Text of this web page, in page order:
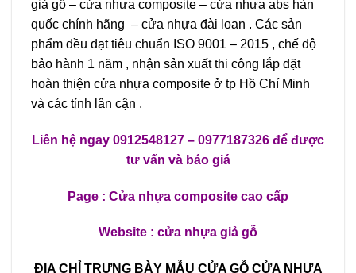
giả gỗ – cửa nhựa composite – cửa nhựa abs hàn
quốc chính hãng – cửa nhựa đài loan . Các sản
phẩm đều đạt tiêu chuẩn ISO 9001 – 2015 , chế độ
bảo hành 1 năm , nhận sản xuất thi công lắp đặt
hoàn thiện cửa nhựa composite ở tp Hồ Chí Minh
và các tỉnh lân cận .
Liên hệ ngay 0912548127 – 0977187326 để được
tư vấn và báo giá
Page : Cửa nhựa composite cao cấp
Website : cửa nhựa giả gỗ
ĐỊA CHỈ TRƯNG BÀY MẪU CỬA GỖ CỬA NHỰA